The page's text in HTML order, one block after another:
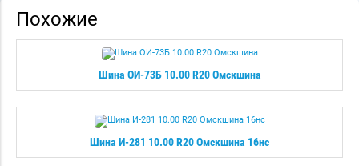
Похожие
Шина ОИ-73Б 10.00 R20 Омскшина
Шина И-281 10.00 R20 Омскшина 16нс